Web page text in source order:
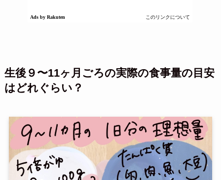
生後９〜11ヶ月ごろの実際の食事量の目安
はどれぐらい？